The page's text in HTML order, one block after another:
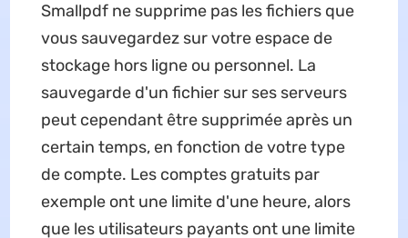
Smallpdf ne supprime pas les fichiers que
vous sauvegardez sur votre espace de
stockage hors ligne ou personnel. La
sauvegarde d'un fichier sur ses serveurs
peut cependant être supprimée après un
certain temps, en fonction de votre type
de compte. Les comptes gratuits par
exemple ont une limite d'une heure, alors
que les utilisateurs payants ont une limite